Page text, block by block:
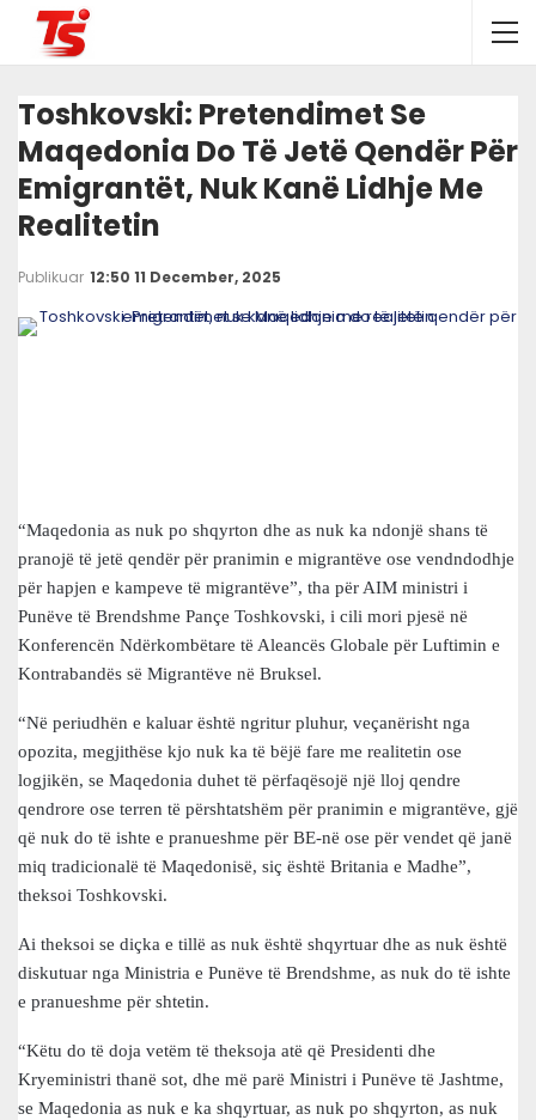
Toshkovski: Pretendimet Se
Maqedonia Do Të Jetë Qendër Për
Emigrantët, Nuk Kanë Lidhje Me
Realitetin
Publikuar 12:50 11 December, 2025
“Maqedonia as nuk po shqyrton dhe as nuk ka ndonjë shans të
pranojë të jetë qendër për pranimin e migrantëve ose vendndodhje
për hapjen e kampeve të migrantëve”, tha për AIM ministri i
Punëve të Brendshme Pançe Toshkovski, i cili mori pjesë në
Konferencën Ndërkombëtare të Aleancës Globale për Luftimin e
Kontrabandës së Migrantëve në Bruksel.
“Në periudhën e kaluar është ngritur pluhur, veçanërisht nga
opozita, megjithëse kjo nuk ka të bëjë fare me realitetin ose
logjikën, se Maqedonia duhet të përfaqësojë një lloj qendre
qendrore ose terren të përshtatshëm për pranimin e migrantëve, gjë
që nuk do të ishte e pranueshme për BE-në ose për vendet që janë
miq tradicionalë të Maqedonisë, siç është Britania e Madhe”,
theksoi Toshkovski.
Ai theksoi se diçka e tillë as nuk është shqyrtuar dhe as nuk është
diskutuar nga Ministria e Punëve të Brendshme, as nuk do të ishte
e pranueshme për shtetin.
“Këtu do të doja vetëm të theksoja atë që Presidenti dhe
Kryeministri thanë sot, dhe më parë Ministri i Punëve të Jashtme,
se Maqedonia as nuk e ka shqyrtuar, as nuk po shqyrton, as nuk